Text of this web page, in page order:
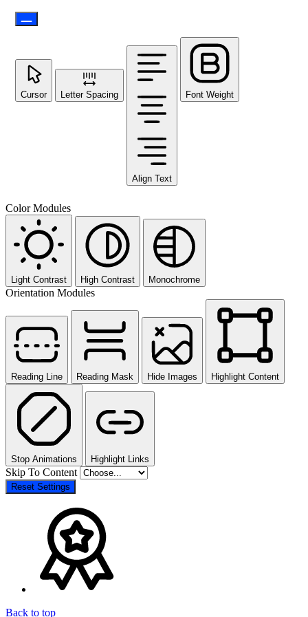
Cursor Letter Spacing
Align Text
Font Weight
Color Modules
Light Contrast High Contrast Monochrome
Orientation Modules
Reading Line Reading Mask Hide Images Highlight Content
Stop Animations Highlight Links
Skip To Content
Reset Settings
Back to top